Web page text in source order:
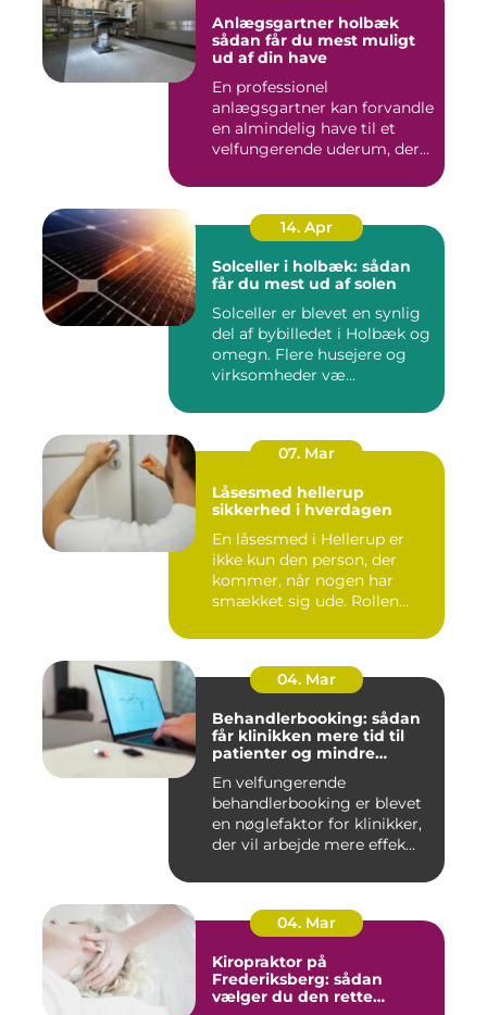
Anlægsgartner holbæk
sådan får du mest muligt
ud af din have
En professionel
anlægsgartner kan forvandle
en almindelig have til et
velfungerende uderum, der
14. Apr
Solceller i holbæk: sådan
får du mest ud af solen
Solceller er blevet en synlig
del af bybilledet i Holbæk og
omegn. Flere husejere og
virksomheder væ...
07. Mar
Låsesmed hellerup
sikkerhed i hverdagen
En låsesmed i Hellerup er
ikke kun den person, der
kommer, når nogen har
smækket sig ude. Rollen
04. Mar
Behandlerbooking: sådan
får klinikken mere tid til
patienter og mindre
En velfungerende
behandlerbooking er blevet
en nøglefaktor for klinikker,
der vil arbejde mere effek...
04. Mar
Kiropraktor på
Frederiksberg: sådan
vælger du den rette